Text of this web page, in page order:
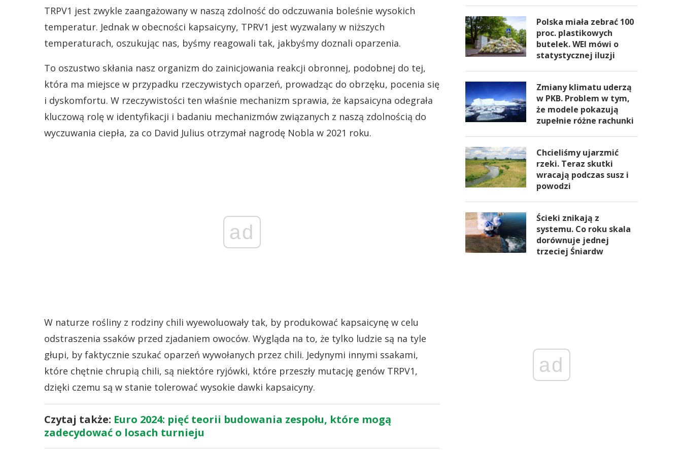
TRPV1 jest zwykle zaangażowany w naszą zdolność do odczuwania boleśnie wysokich
temperatur. Jednak w obecności kapsaicyny, TPRV1 jest wyzwalany w niższych
temperaturach, oszukując nas, byśmy reagowali tak, jakbyśmy doznali oparzenia.
To oszustwo skłania nasz organizm do zainicjowania reakcji obronnej, podobnej do tej,
która ma miejsce w przypadku rzeczywistych oparzeń, prowadząc do obrzęku, pocenia się
i dyskomfortu. W rzeczywistości ten właśnie mechanizm sprawia, że kapsaicyna odegrała
kluczową rolę w identyfikacji i badaniu mechanizmów związanych z naszą zdolnością do
wyczuwania ciepła, za co David Julius otrzymał nagrodę Nobla w 2021 roku.
ad
W naturze rośliny z rodziny chili wyewoluowały tak, by produkować kapsaicynę w celu
odstraszenia ssaków przed zjadaniem owoców. Wygląda na to, że tylko ludzie są na tyle
głupi, by faktycznie szukać oparzeń wywołanych przez chili. Jedynymi innymi ssakami,
które chętnie chrupią chili, są niektóre ryjówki, które przeszły mutację genów TRPV1,
dzięki czemu są w stanie tolerować wysokie dawki kapsaicyny.
Czytaj także: Euro 2024: pięć teorii budowania zespołu, które mogą
zadecydować o losach turnieju
Polska miała zebrać 100
proc. plastikowych
butelek. WEI mówi o
statystycznej iluzji
Zmiany klimatu uderzą
w PKB. Problem w tym,
że modele pokazują
zupełnie różne rachunki
Chcieliśmy ujarzmić
rzeki. Teraz skutki
wracają podczas susz i
powodzi
Ścieki znikają z
systemu. Co roku skala
dorównuje jednej
trzeciej Śniardw
ad